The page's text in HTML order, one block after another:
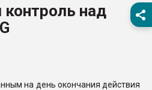
первый план в
пластмасс
бутылок
над
на день окончания действия